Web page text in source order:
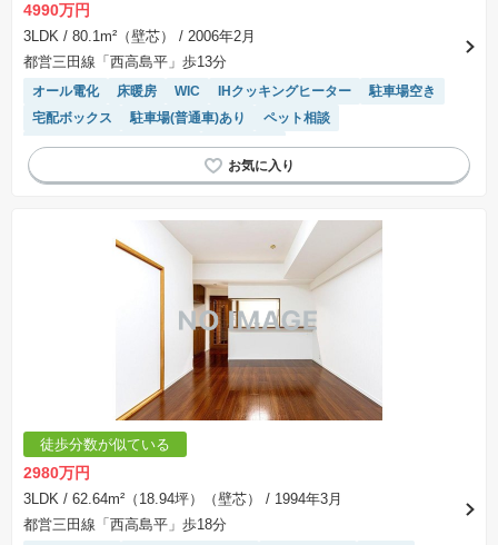
4990万円
3LDK / 80.1m²（壁芯）
/ 2006年2月
都営三田線「西高島平」歩13分
オール電化 床暖房 WIC IHクッキングヒーター
駐車場空き
宅配ボックス
駐車場(普通車)あり
ペット相談
モニター付きインターホン
浴室乾燥機
徒歩分数が似ている
2980万円
3LDK / 62.64m²（18.94坪）（壁芯）
/ 1994年3月
都営三田線「西高島平」歩18分